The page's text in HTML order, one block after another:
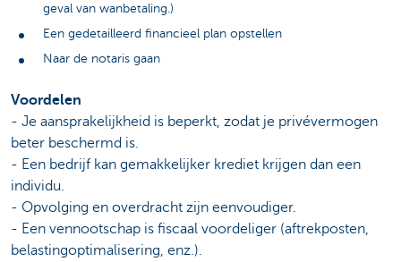
geval van wanbetaling.)
Een gedetailleerd financieel plan opstellen
Naar de notaris gaan
Voordelen
- Je aansprakelijkheid is beperkt, zodat je privévermogen
beter beschermd is.
- Een bedrijf kan gemakkelijker krediet krijgen dan een
individu.
- Opvolging en overdracht zijn eenvoudiger.
- Een vennootschap is fiscaal voordeliger (aftrekposten,
belastingoptimalisering, enz.).